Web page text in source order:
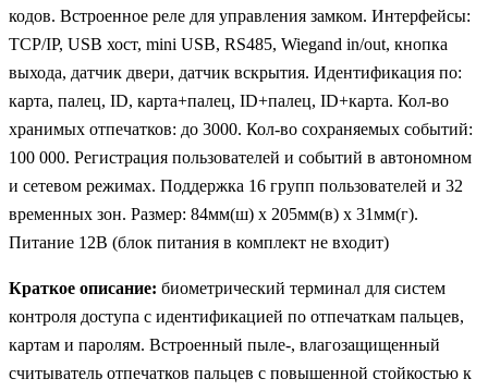
кодов. Встроенное реле для управления замком. Интерфейсы:
TCP/IP, USB хост, mini USB, RS485, Wiegand in/out, кнопка
выхода, датчик двери, датчик вскрытия. Идентификация по:
карта, палец, ID, карта+палец, ID+палец, ID+карта. Кол-во
хранимых отпечатков: до 3000. Кол-во сохраняемых событий:
100 000. Регистрация пользователей и событий в автономном
и сетевом режимах. Поддержка 16 групп пользователей и 32
временных зон. Размер: 84мм(ш) x 205мм(в) x 31мм(г).
Питание 12В (блок питания в комплект не входит)
Краткое описание: биометрический терминал для систем
контроля доступа с идентификацией по отпечаткам пальцев,
картам и паролям. Встроенный пыле-, влагозащищенный
считыватель отпечатков пальцев с повышенной стойкостью к